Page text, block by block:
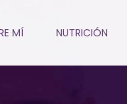
MÍ NUTRICIÓN